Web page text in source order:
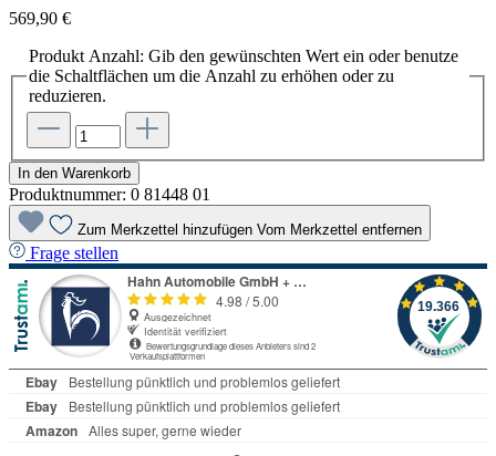
569,90 €
Produkt Anzahl: Gib den gewünschten Wert ein oder benutze
die Schaltflächen um die Anzahl zu erhöhen oder zu
reduzieren.
In den Warenkorb
Produktnummer: 0 81448 01
Zum Merkzettel hinzufügen Vom Merkzettel entfernen
Frage stellen